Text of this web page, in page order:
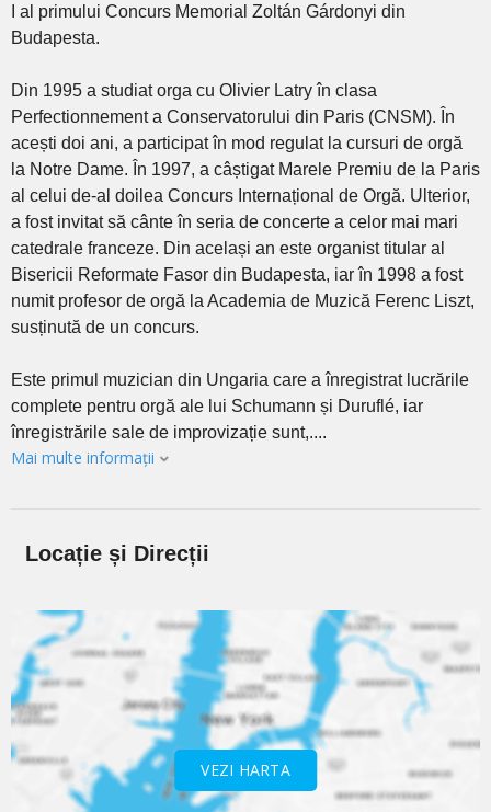
I al primului Concurs Memorial Zoltán Gárdonyi din
Budapesta.
Din 1995 a studiat orga cu Olivier Latry în clasa
Perfectionnement a Conservatorului din Paris (CNSM). În
acești doi ani, a participat în mod regulat la cursuri de orgă
la Notre Dame. În 1997, a câștigat Marele Premiu de la Paris
al celui de-al doilea Concurs Internațional de Orgă. Ulterior,
a fost invitat să cânte în seria de concerte a celor mai mari
catedrale franceze. Din același an este organist titular al
Bisericii Reformate Fasor din Budapesta, iar în 1998 a fost
numit profesor de orgă la Academia de Muzică Ferenc Liszt,
susținută de un concurs.
Este primul muzician din Ungaria care a înregistrat lucrările
complete pentru orgă ale lui Schumann și Duruflé, iar
înregistrările sale de improvizație sunt,....
Mai multe informații
Locație și Direcții
VEZI HARTA